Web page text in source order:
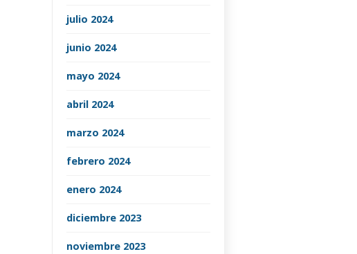
julio 2024
junio 2024
mayo 2024
abril 2024
marzo 2024
febrero 2024
enero 2024
diciembre 2023
noviembre 2023